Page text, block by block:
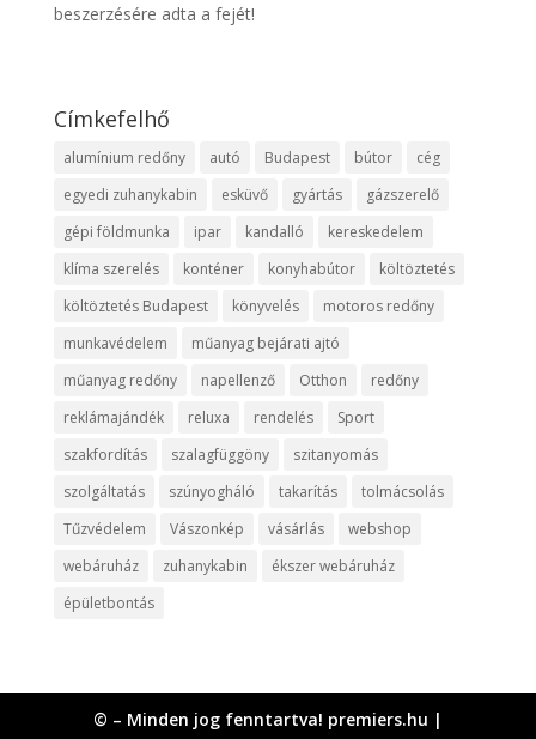
beszerzésére adta a fejét!
Címkefelhő
alumínium redőny autó Budapest bútor
cég
egyedi zuhanykabin
esküvő gyártás
gázszerelő
gépi földmunka
ipar kandalló
kereskedelem
klíma szerelés
konténer konyhabútor
költöztetés
költöztetés Budapest
könyvelés
motoros redőny
munkavédelem
műanyag bejárati ajtó
műanyag redőny
napellenző Otthon
redőny
reklámajándék
reluxa rendelés
Sport
szakfordítás
szalagfüggöny
szitanyomás
szolgáltatás
szúnyogháló takarítás
tolmácsolás
Tűzvédelem
Vászonkép vásárlás
webshop
webáruház
zuhanykabin
ékszer webáruház
épületbontás
© – Minden jog fenntartva! premiers.hu |